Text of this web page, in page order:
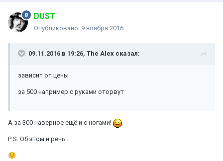
DUST
Опубликовано: 9 ноября 2016
09.11.2016 в 19:26, The Alex сказал:
зависит от цены
за 500 например с руками оторвут
А за 300 наверное ещё и с ногами!
Р.S. Об этом и речь...
☺️